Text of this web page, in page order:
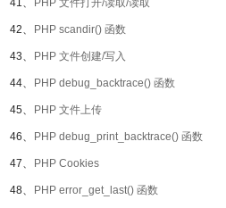
41、 PHP 文件打开/读取/读取
42、 PHP scandir() 函数
43、 PHP 文件创建/写入
44、 PHP debug_backtrace() 函数
45、 PHP 文件上传
46、 PHP debug_print_backtrace() 函数
47、 PHP Cookies
48、 PHP error_get_last() 函数